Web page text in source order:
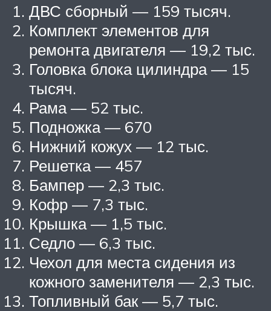
ДВС сборный — 159 тысяч.
Комплект элементов для
ремонта двигателя — 19,2 тыс.
Головка блока цилиндра — 15
тысяч.
Рама — 52 тыс.
Подножка — 670
Нижний кожух — 12 тыс.
Решетка — 457
Бампер — 2,3 тыс.
Кофр — 7,3 тыс.
Крышка — 1,5 тыс.
Седло — 6,3 тыс.
Чехол для места сидения из
кожного заменителя — 2,3 тыс.
Топливный бак — 5,7 тыс.